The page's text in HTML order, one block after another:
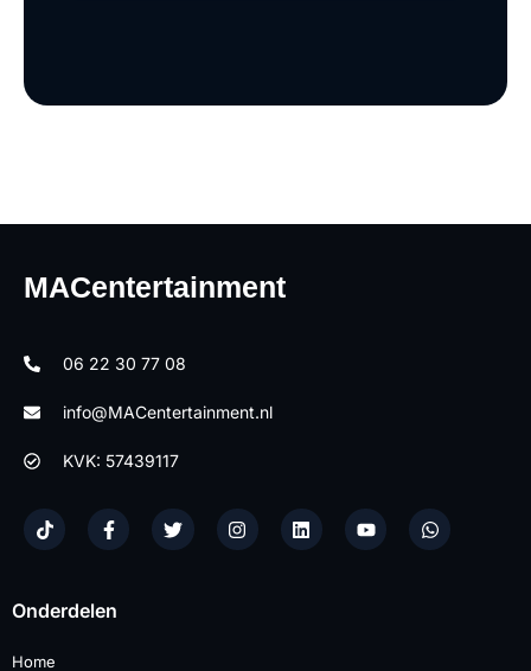
MACentertainment
06 22 30 77 08
info@MACentertainment.nl
KVK: 57439117
Onderdelen
Home